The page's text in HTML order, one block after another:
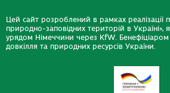
Цей сайт розроблений в рамках реалізації
природно-заповідних територій в Україні»,
урядом Німеччини через KfW. Бенефіціаром
довкілля та природних ресурсів України.